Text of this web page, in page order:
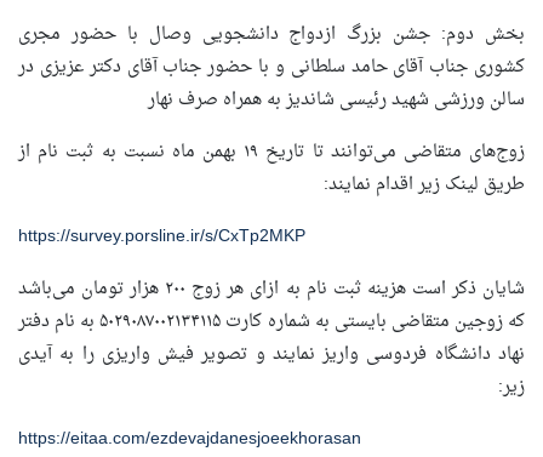
بخش دوم: جشن بزرگ ازدواج دانشجویی وصال با حضور مجری
کشوری جناب آقای حامد سلطانی و با حضور جناب آقای دکتر عزیزی در
سالن ورزشی شهید رئیسی شاندیز به همراه صرف نهار
زوج‌های متقاضی می‌توانند تا تاریخ ۱۹ بهمن ماه نسبت به ثبت نام از
طریق لینک زیر اقدام نمایند:
https://survey.porsline.ir/s/CxTp2MKP
شایان ذکر است هزینه ثبت نام به ازای هر زوج ۲۰۰ هزار تومان می‌باشد
که زوجین متقاضی بایستی به شماره کارت ۵۰۲۹۰۸۷۰۰۲۱۳۴۱۱۵ به نام دفتر
نهاد دانشگاه فردوسی واریز نمایند و تصویر فیش واریزی را به آیدی
زیر:
https://eitaa.com/ezdevajdanesjoeekhorasan